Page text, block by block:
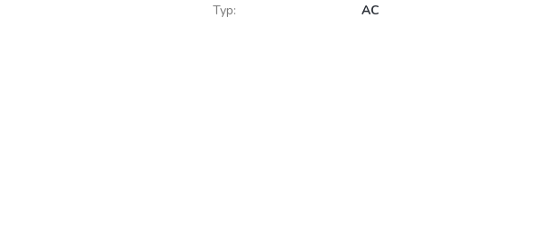
Typ: AC